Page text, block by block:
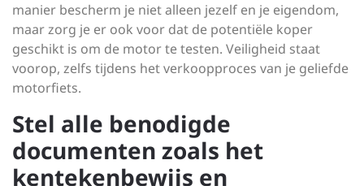
manier bescherm je niet alleen jezelf en je eigendom,
maar zorg je er ook voor dat de potentiële koper
geschikt is om de motor te testen. Veiligheid staat
voorop, zelfs tijdens het verkoopproces van je geliefde
motorfiets.
Stel alle benodigde
documenten zoals het
kentekenbewijs en